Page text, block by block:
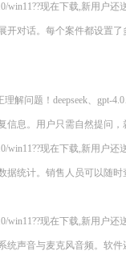
win11??现在下载,新用户
开对话。每个案件都设置
解问题！deepseek、gpt-
息。用户只需自然提问
win11??现在下载,新用户
统计。销售人员可以随
win11??现在下载,新用户
声音与麦克风音频。软